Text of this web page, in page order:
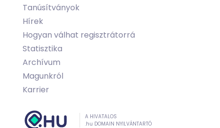
Tanúsítványok
Hírek
Hogyan válhat regisztrátorrá
Statisztika
Archívum
Magunkról
Karrier
A HIVATALOS
.hu DOMAIN NYILVÁNTARTÓ